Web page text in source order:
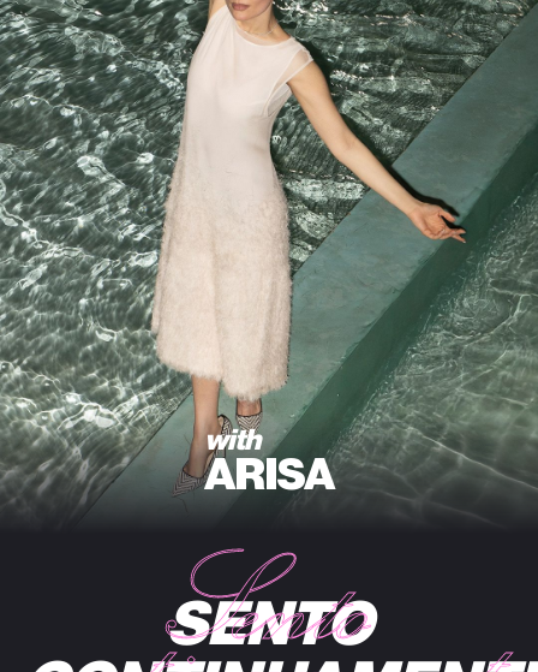
with
ARISA
SENTO